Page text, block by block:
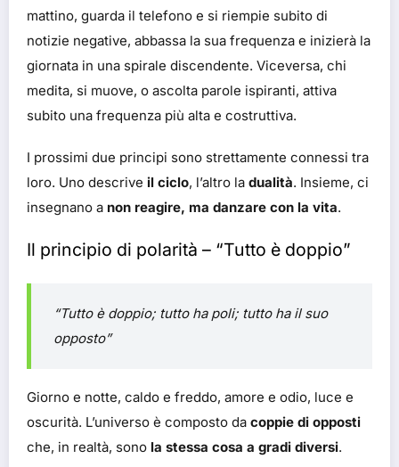
mattino, guarda il telefono e si riempie subito di
notizie negative, abbassa la sua frequenza e inizierà la
giornata in una spirale discendente. Viceversa, chi
medita, si muove, o ascolta parole ispiranti, attiva
subito una frequenza più alta e costruttiva.
I prossimi due principi sono strettamente connessi tra
loro. Uno descrive il ciclo, l’altro la dualità. Insieme, ci
insegnano a non reagire, ma danzare con la vita.
Il principio di polarità – “Tutto è doppio”
“Tutto è doppio; tutto ha poli; tutto ha il suo
opposto”
Giorno e notte, caldo e freddo, amore e odio, luce e
oscurità. L’universo è composto da coppie di opposti
che, in realtà, sono la stessa cosa a gradi diversi.